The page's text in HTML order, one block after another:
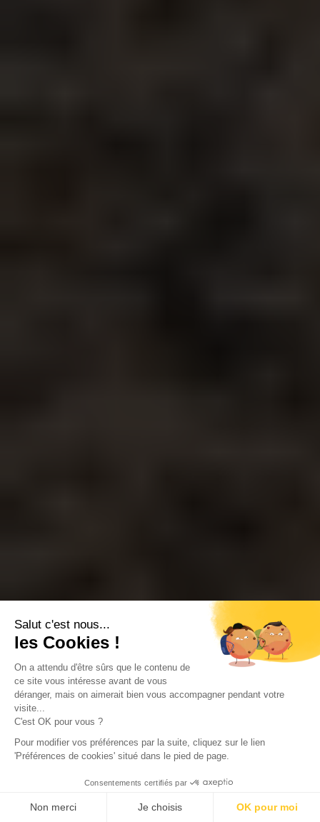
Salut c'est nous...
les Cookies !
On a attendu d'être sûrs que le contenu de
ce site vous intéresse avant de vous
déranger, mais on aimerait bien vous accompagner pendant votre
visite...
C'est OK pour vous ?
Pour modifier vos préférences par la suite, cliquez sur le lien
'Préférences de cookies' situé dans le pied de page.
Consentements certifiés par
Non merci Je choisis OK pour moi